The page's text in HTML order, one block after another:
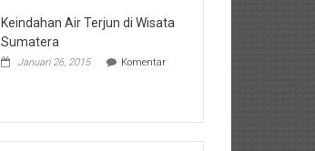
Keindahan Air Terjun di Wisata
Sumatera
Januari 26, 2015
Komentar